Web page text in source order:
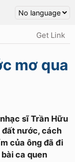
Get Link
mơ qua
sĩ Trần Hữu
đất nước, cách
của ông đã đi
ca quen